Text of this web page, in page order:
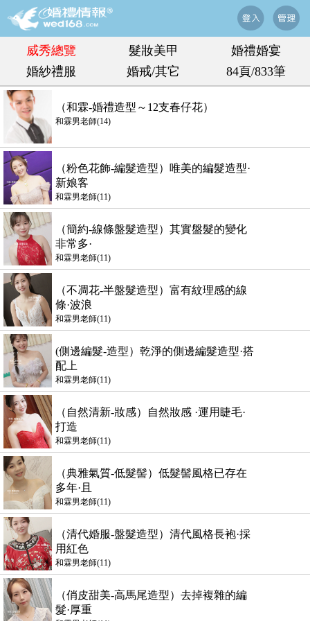
威秀總覽 髮妝美甲
婚禮婚宴
婚紗禮服
婚戒/其它 84頁/833筆
（和霖-婚禮造型～12支春仔花）
和霖男老師(14)
（粉色花飾-編髮造型）唯美的編髮造型·
新娘客
和霖男老師(11)
（簡約-線條盤髮造型）其實盤髮的變化
非常多·
和霖男老師(11)
（不凋花-半盤髮造型）富有紋理感的線
條·波浪
和霖男老師(11)
(側邊編髮-造型）乾淨的側邊編髮造型·搭
配上
和霖男老師(11)
（自然清新-妝感）自然妝感 ·運用睫毛·
打造
和霖男老師(11)
（典雅氣質-低髮髻）低髮髻風格已存在
多年·且
和霖男老師(11)
（清代婚服-盤髮造型）清代風格長袍·採
用紅色
和霖男老師(11)
（俏皮甜美-高馬尾造型）去掉複雜的編
髮·厚重